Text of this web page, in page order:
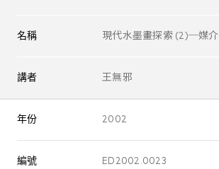
名稱 現代水墨畫探索 (2)─媒介
講者 王無邪
年份 2002
編號 ED2002.0023